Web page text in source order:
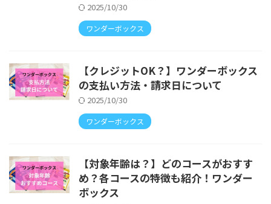
2025/10/30
ワンダーボックス
【クレジットOK？】ワンダーボックス
の支払い方法・請求日について
2025/10/30
ワンダーボックス
【対象年齢は？】どのコースがおすす
め？各コースの特徴も紹介！ワンダー
ボックス